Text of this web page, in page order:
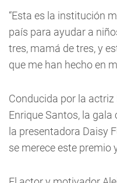
“Esta es la institución
país para ayudar a
tres, mamá de tres, y
que me han hecho en
Conducida por la
Enrique Santos, la
la presentadora Daisy
se merece este premio